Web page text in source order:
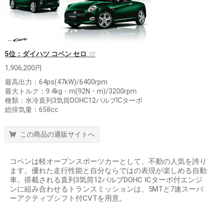
5位：ダイハツ コペン セロ
1,906,200円
最高出力：64ps(47kW)/6400rpm
最大トルク：9.4kg・m(92N・m)/3200rpm
種類：水冷直列3気筒DOHC12バルブICターボ
総排気量：658cc
この商品の通販サイトへ
コペンは軽オープンスポーツカーとして、不動の人気を誇り
ます。優れた走行性能と自分ならではの表現が楽しめる自動
車。搭載される直列3気筒12バルブDOHC ICターボ付エンジ
ンに組み合わせるトランスミッションは、5MTと7速スーパ
ーアクティブシフト付CVTを用意。